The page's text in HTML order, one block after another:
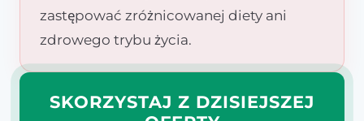
zastępować zróżnicowanej diety ani
zdrowego trybu życia.
SKORZYSTAJ Z DZISIEJSZEJ